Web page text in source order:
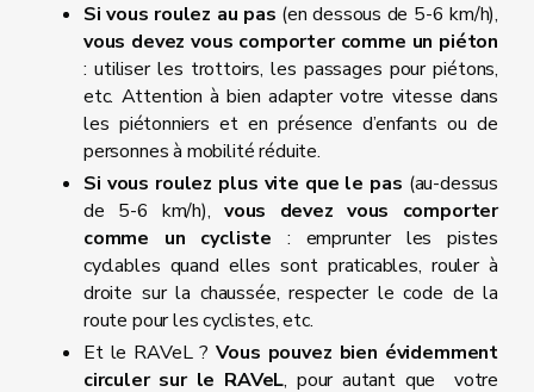
Si vous roulez au pas (en dessous de 5-6 km/h),
vous devez vous comporter comme un piéton
: utiliser les trottoirs, les passages pour piétons,
etc. Attention à bien adapter votre vitesse dans
les piétonniers et en présence d’enfants ou de
personnes à mobilité réduite.
Si vous roulez plus vite que le pas (au-dessus
de 5-6 km/h), vous devez vous comporter
comme un cycliste : emprunter les pistes
cyclables quand elles sont praticables, rouler à
droite sur la chaussée, respecter le code de la
route pour les cyclistes, etc.
Et le RAVeL ?Vous pouvez bien évidemment
circuler sur le RAVeL, pour autant que votre